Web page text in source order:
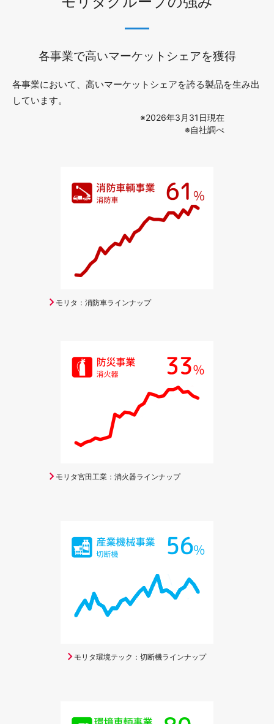
各事業で高いマーケットシェアを獲得
各事業において、高いマーケットシェアを誇る製品を生み出
しています。
※2026年3月31日現在
※自社調べ
モリタ：消防車ラインナップ
モリタ宮田工業：消火器ラインナップ
モリタ環境テック：切断機ラインナップ